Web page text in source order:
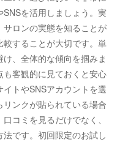
を活用しましょう。実
ロンの実態を知ることが
することが大切です。単
、全体的な傾向を掴みま
も客観的に見ておくと安心
トやSNSアカウントを選
ンクが貼られている場合
コミを見るだけでなく、
です。初回限定のお試し